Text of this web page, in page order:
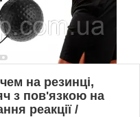
на резинці,
з пов'язкою на
реакції /